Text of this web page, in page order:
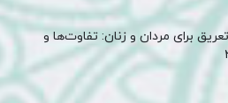
برای مردان و زنان: تفاوت‌ها و